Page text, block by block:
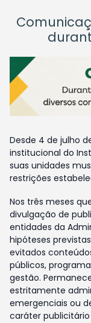
Desde 4 de julho
institucional do
suas unidades
restrições
Nos três meses
divulgação de
entidades da
hipóteses
evitados
públicos,
gestão.
estritamente
emergenciais ou
caráter